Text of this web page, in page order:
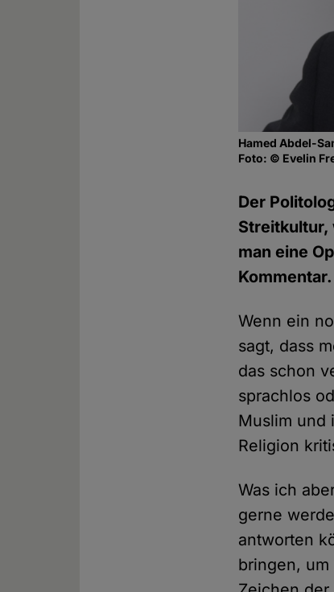
Hamed Abdel-
Foto: © Evelin
Der
Streitkultur,
man eine
Kommentar.
Wenn ein
sagt, dass
das schon
sprachlos
Muslim und
Religion
Was ich
gerne
antworten
bringen,